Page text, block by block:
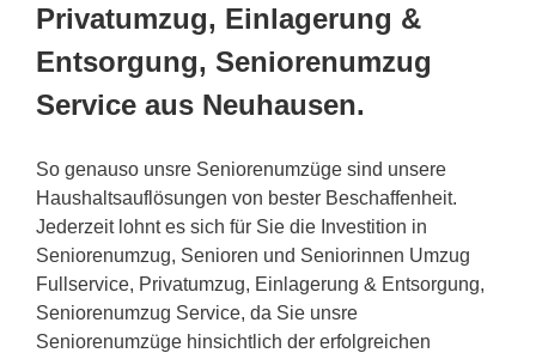
Privatumzug, Einlagerung &
Entsorgung, Seniorenumzug
Service aus Neuhausen.
So genauso unsre Seniorenumzüge sind unsere
Haushaltsauflösungen von bester Beschaffenheit.
Jederzeit lohnt es sich für Sie die Investition in
Seniorenumzug, Senioren und Seniorinnen Umzug
Fullservice, Privatumzug, Einlagerung & Entsorgung,
Seniorenumzug Service, da Sie unsre
Seniorenumzüge hinsichtlich der erfolgreichen